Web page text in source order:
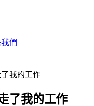
們
我的工作
了我的工作